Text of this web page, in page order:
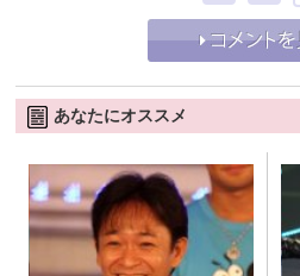
あなたにオススメ